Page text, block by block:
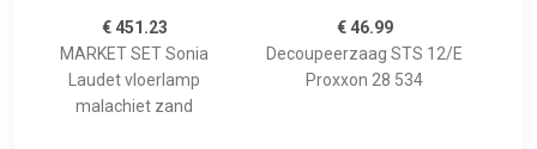
€ 451.23
MARKET SET Sonia
Laudet vloerlamp
malachiet zand
€ 46.99
Decoupeerzaag STS 12/E
Proxxon 28 534